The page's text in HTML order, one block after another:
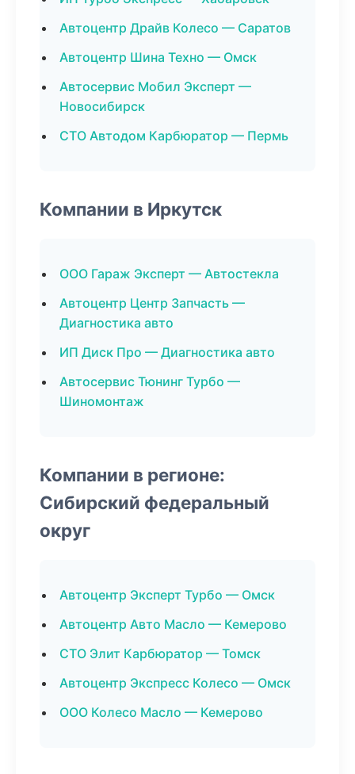
Автоцентр Драйв Колесо — Саратов
Автоцентр Шина Техно — Омск
Автосервис Мобил Эксперт —
Новосибирск
СТО Автодом Карбюратор — Пермь
Компании в Иркутск
ООО Гараж Эксперт — Автостекла
Автоцентр Центр Запчасть —
Диагностика авто
ИП Диск Про — Диагностика авто
Автосервис Тюнинг Турбо —
Шиномонтаж
Компании в регионе:
Сибирский федеральный
округ
Автоцентр Эксперт Турбо — Омск
Автоцентр Авто Масло — Кемерово
СТО Элит Карбюратор — Томск
Автоцентр Экспресс Колесо — Омск
ООО Колесо Масло — Кемерово